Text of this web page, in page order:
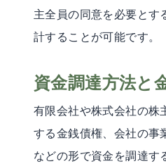
主全員の同意を必要とす
計することが可能です。
資金調達方法と
有限会社や株式会社の株
する金銭債権、会社の事
などの形で資金を調達す